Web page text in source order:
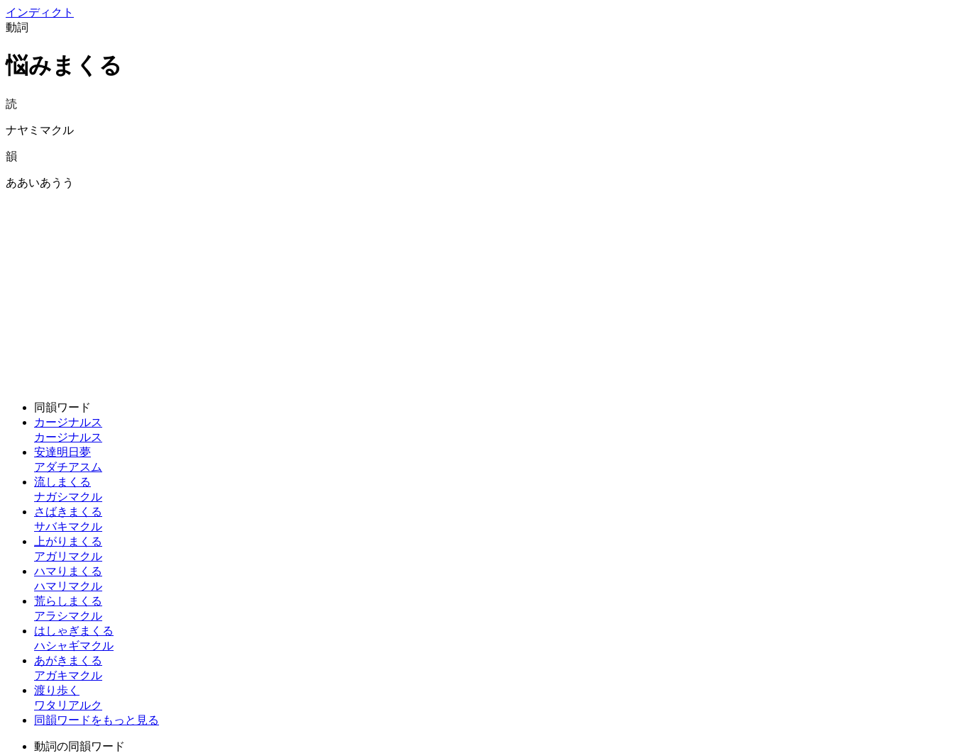
インディクト
動詞
悩みまくる
読
ナヤミマクル
韻
ああいあうう
同韻ワード
カージナルス
カージナルス
安達明日夢
アダチアスム
流しまくる
ナガシマクル
さばきまくる
サバキマクル
上がりまくる
アガリマクル
ハマりまくる
ハマリマクル
荒らしまくる
アラシマクル
はしゃぎまくる
ハシャギマクル
あがきまくる
アガキマクル
渡り歩く
ワタリアルク
同韻ワードをもっと見る
動詞の同韻ワード